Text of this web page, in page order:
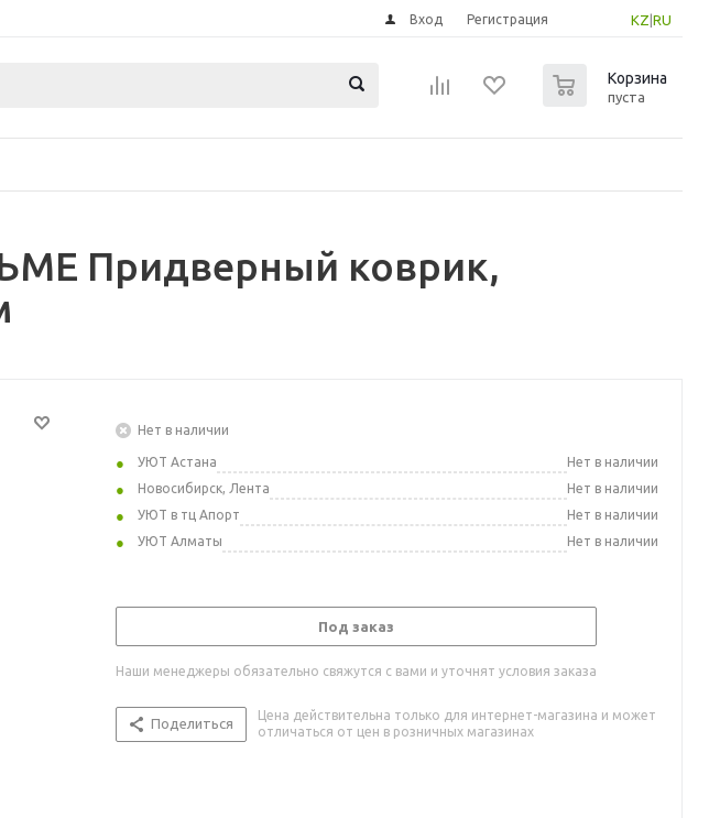
KZ RU
Вход Регистрация
Корзина
пуста
Придверный коврик,
Нет в наличии
УЮТ Астана
Нет в наличии
Новосибирск, Лента
Нет в наличии
УЮТ в тц Апорт
Нет в наличии
УЮТ Алматы
Нет в наличии
Под заказ
Наши менеджеры обязательно свяжутся с вами и уточнят условия заказа
Поделиться
Цена действительна только для интернет-магазина и может
отличаться от цен в розничных магазинах